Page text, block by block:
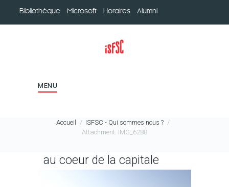
Bibliothèque Microsoft Horaires Alumni
MENU
Accueil
ISFSC - Qui sommes nous ?
Attachment: IMG_6288
au coeur de la capitale